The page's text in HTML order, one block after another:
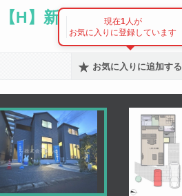
H】新築建売住宅
お気に入りに追加する
現在1 人が
お気に入りに登録しています
像